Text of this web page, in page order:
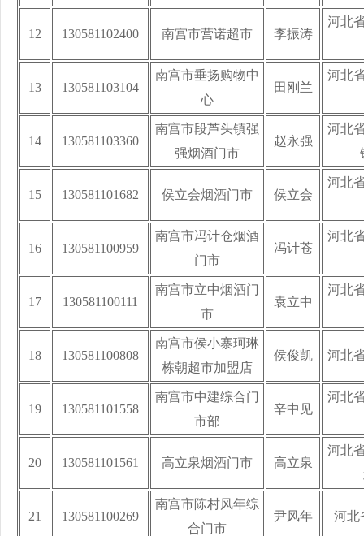
12 130581102400 南宫市营诺超市 李振涛
河北
13 130581103104
南宫市垂扬购物中
心
田刚兰
河北
14 130581103360
南宫市段芦头镇强
强烟酒门市
赵永强
河北
15 130581101682 侯立会烟酒门市 侯立会
河北
16 130581100959
南宫市冯计仓烟酒
门市
冯计苍
河北
17 130581100111
南宫市立中烟酒门
市
袁立中
河北
18 130581100808
南宫市侯小寨珂琳
栋朝超市加盟店
侯俊凯 河北
19 130581101558
南宫市中建综合门
市部
辛中见
河北
20 130581101561 高立泉烟酒门市 高立泉
河北
21 130581100269
南宫市陈村风年综
合门市
尹风年 河北